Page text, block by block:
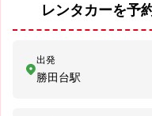
レンタカーを予
出発
勝田台駅